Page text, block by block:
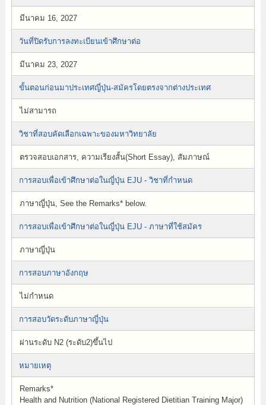
มีนาคม 16, 2027
วันที่ปิดรับการลงทะเบียนเข้าศึกษาต่อ
มีนาคม 23, 2027
ขั้นตอนก่อนมาประเทศญี่ปุ่น-สมัครโดยตรงจากต่างประเทศ
ไม่สามารถ
วิชาที่สอบคัดเลือกเฉพาะของมหาวิทยาลัย
ตรวจสอบเอกสาร, ความเรียงสั้น(Short Essay), สัมภาษณ์
การสอบเพื่อเข้าศึกษาต่อในญี่ปุ่น EJU - วิชาที่กำหนด
ภาษาญี่ปุ่น, See the Remarks* below.
การสอบเพื่อเข้าศึกษาต่อในญี่ปุ่น EJU - ภาษาที่ใช้สมัคร
ภาษาญี่ปุ่น
การสอบภาษาอังกฤษ
ไม่กำหนด
การสอบวัดระดับภาษาญี่ปุ่น
ผ่านระดับ N2 (ระดับ2)ขึ้นไป
หมายเหตุ
Remarks*
Health and Nutrition (National Registered Dietitian Training Major)